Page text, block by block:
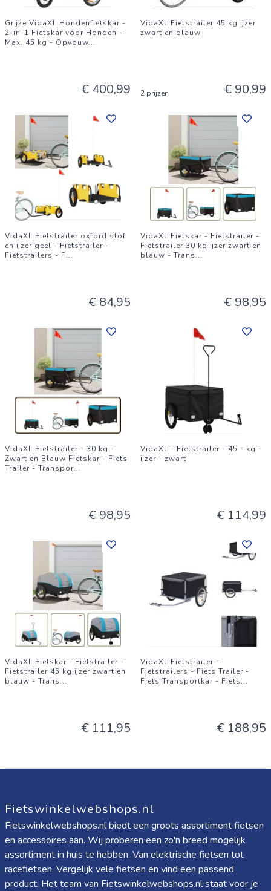
Grijze VidaXL Hondenfietskar -
2-in-1 Fietskar voor Honden -
Max. 45 kg - Opvouw...
€ 400,99
VidaXL Fietstrailer 45 kg ijzer
zwart en blauw
2 prijzen € 90,99
VidaXL Fietstrailer oxford stof
en ijzer geel - Fietstrailer -
Fietstrailers - F...
€ 84,95
VidaXL Fietskar - Fietstrailer -
Fietstrailer 30 kg ijzer zwart en
blauw - Trans...
€ 98,95
VidaXL Fietstrailer - 30 kg -
Zwart en Blauw Fietskar - Fiets
Trailer - Transpor...
€ 98,95
VidaXL - Fietstrailer - 45 - kg -
ijzer - zwart
€ 114,99
VidaXL Fietskar - Fietstrailer -
Fietstrailer 45 kg ijzer zwart en
blauw - Trans...
€ 111,95
VidaXL Fietstrailer -
Fietstrailers - Fiets Trailer -
Fiets Transportkar - Fiets...
€ 188,95
Fietswinkelwebshops.nl
Fietswinkelwebshops.nl biedt een groots assortiment fietsen
en accessoires aan. Wij proberen een zo'n breed mogelijk
assortiment in huis te hebben. Van elektrische fietsen tot
racefietsen. Vergelijk vele fietsen en vind een passend
product. Het team van Fietswinkelwebshops.nl staat voor je